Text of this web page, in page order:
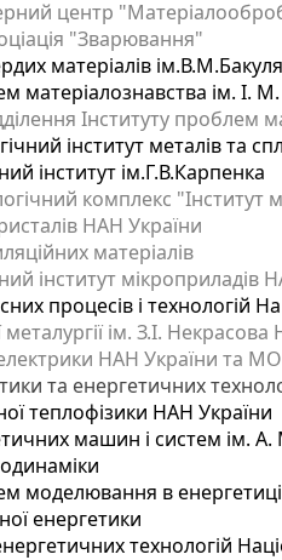
центр
"Зварювання"
матеріалів
матеріалознавства ім. І.
Інституту проблем
інститут металів та
інститут ім.Г.В.Карпенка
комплекс "Інститут
НАН України
матеріалів
інститут мікроприладів
процесів і технологій
металургії ім. З.І.
НАН України та
та енергетичних
теплофізики НАН України
машин і систем ім.
моделювання в
енергетики
технологій